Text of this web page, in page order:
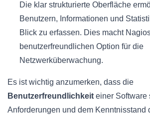
Die klar strukturierte Oberfläche
Benutzern, Informationen und
Blick zu erfassen. Dies macht
benutzerfreundlichen Option für die
Netzwerküberwachung.
Es ist wichtig anzumerken, dass die
Benutzerfreundlichkeit einer Software
Anforderungen und dem Kenntnisstand